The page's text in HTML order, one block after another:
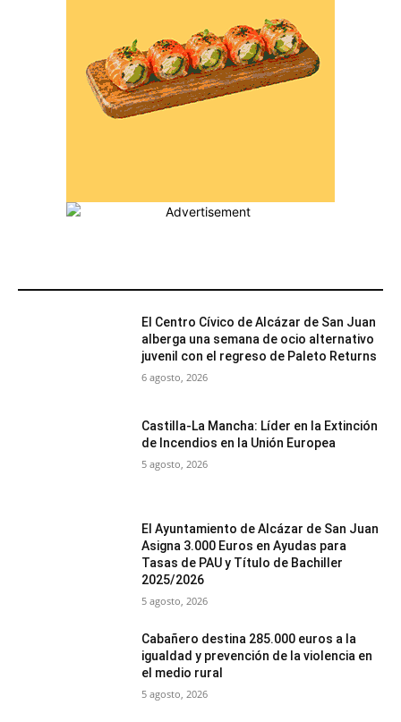
El Centro Cívico de Alcázar de San Juan
alberga una semana de ocio alternativo
juvenil con el regreso de Paleto Returns
6 agosto, 2026
Castilla-La Mancha: Líder en la Extinción
de Incendios en la Unión Europea
5 agosto, 2026
El Ayuntamiento de Alcázar de San Juan
Asigna 3.000 Euros en Ayudas para
Tasas de PAU y Título de Bachiller
2025/2026
5 agosto, 2026
Cabañero destina 285.000 euros a la
igualdad y prevención de la violencia en
el medio rural
5 agosto, 2026